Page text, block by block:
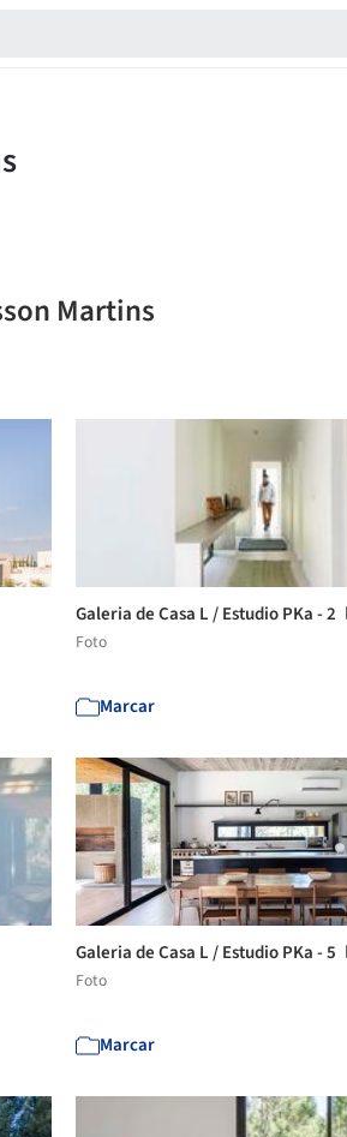
Martins
Galeria de Casa L / Estudio PKa - 2
Foto
Marcar
Galeria de Casa L / Estudio PKa - 5
Foto
Marcar